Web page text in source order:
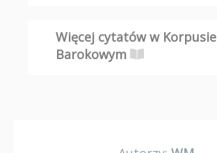
Więcej cytatów w Korpusie
Barokowym